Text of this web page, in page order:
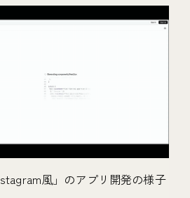
風」のアプリ開発の様子